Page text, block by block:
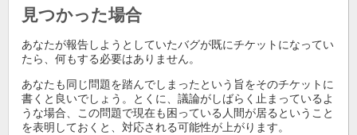
見つかった場合
あなたが報告しようとしていたバグが既にチケットになってい
たら、何もする必要はありません。
あなたも同じ問題を踏んでしまったという旨をそのチケットに
書くと良いでしょう。とくに、議論がしばらく止まっているよ
うな場合、この問題で現在も困っている人間が居るということ
を表明しておくと、対応される可能性が上がります。